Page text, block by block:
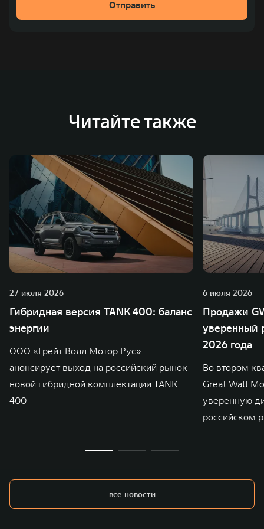
место по объёмам продаж пикапов в Китае. На
зарубежных – в России, Таиланде, Бразилии и Индии, а
Отправить
Читайте также
27 июля 2026
Гибридная версия TANK 400: баланс
энергии
ООО «Грейт Волл Мотор Рус»
анонсирует выход на российский рынок
новой гибридной комплектации TANK
400
6 июля 2026
Продажи
уверенный
2026 года
Во втором
Great Wall
уверенную
российском
все новости